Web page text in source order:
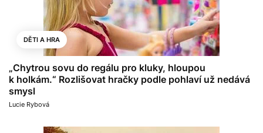
DĚTI A HRA
„Chytrou sovu do regálu pro kluky, hloupou
k holkám.“ Rozlišovat hračky podle pohlaví už nedává
smysl
Lucie Rybová